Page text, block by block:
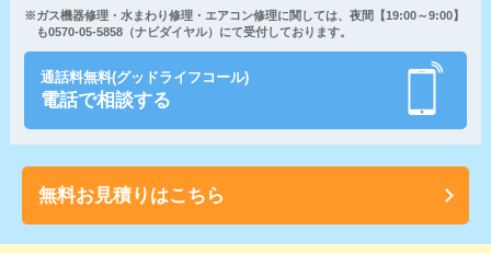
※ガス機器修理・水まわり修理・エアコン修理に関しては、夜間【19:00～9:00】
も0570-05-5858（ナビダイヤル）にて受付しております。
通話料無料(グッドライフコール)
電話で相談する
無料お見積りはこちら